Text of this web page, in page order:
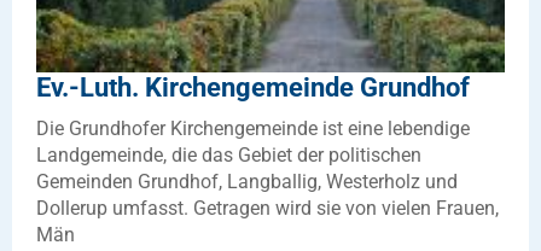
Ev.-Luth. Kirchengemeinde Grundhof
Die Grundhofer Kirchengemeinde ist eine lebendige
Landgemeinde, die das Gebiet der politischen
Gemeinden Grundhof, Langballig, Westerholz und
Dollerup umfasst. Getragen wird sie von vielen Frauen,
Män